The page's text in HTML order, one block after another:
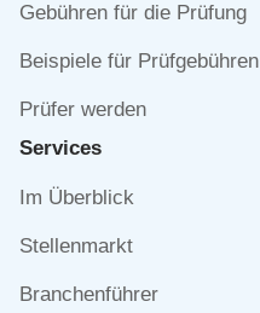
Gebühren für die Prüfung
Beispiele für Prüfgebühren
Prüfer werden
Services
Navigation
Im Überblick
Stellenmarkt
Branchenführer